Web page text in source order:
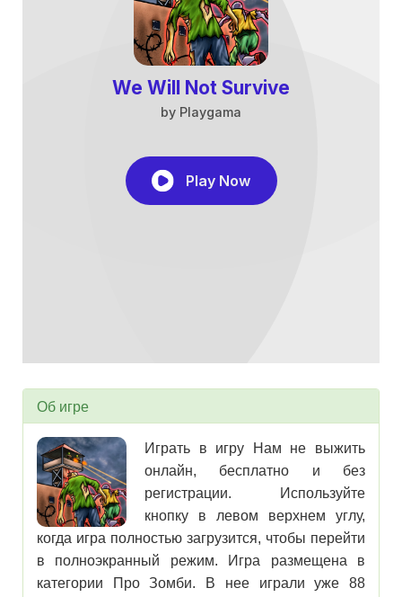
Об игре
Играть в игру Нам не выжить
онлайн, бесплатно и без
регистрации. Используйте
кнопку в левом верхнем углу,
когда игра полностью загрузится, чтобы перейти
в полноэкранный режим. Игра размещена в
категории Про Зомби. В нее играли уже 88